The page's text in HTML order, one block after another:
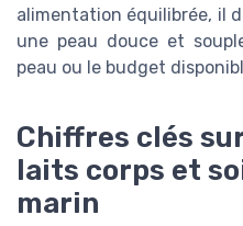
alimentation équilibrée, il
une peau douce et
peau ou le budget
Chiffres clés
laits corps et
marin